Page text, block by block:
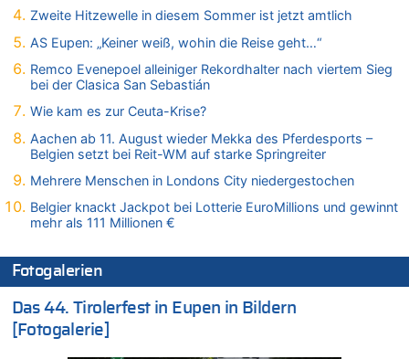
08.08.2026 - 09:27 von Ermitler zu
Eschweiler: 16-Jähriger soll seine Oma ermordet haben
08.08.2026 - 09:24 von Ermitler zu
Mehrere Menschen in Londons City niedergestochen
08.08.2026 - 09:20 von Ermitler zu
08.08.2026 - 09:02 von Detlef zu
Tempolimit in 30er-Zonen – Untersuchung von Vias
08.08.2026 - 08:50 von Mungo zu
Zweite Hitzewelle in diesem Sommer ist jetzt amtlich
08.08.2026 - 08:45 von besserwisser zu
Belgier knackt Jackpot bei Lotterie EuroMillions und gewinnt
08.08.2026 - 08:00 von Strolch zu
AS Eupen: „Keiner weiß, wohin die Reise geht…“
Zweite Hitzewelle in diesem Sommer ist jetzt amtlich
AS Eupen: „Keiner weiß, wohin die Reise geht…“
Remco Evenepoel alleiniger Rekordhalter nach viertem Sieg
bei der Clasica San Sebastián
Wie kam es zur Ceuta-Krise?
Aachen ab 11. August wieder Mekka des Pferdesports –
Belgien setzt bei Reit-WM auf starke Springreiter
Mehrere Menschen in Londons City niedergestochen
Belgier knackt Jackpot bei Lotterie EuroMillions und gewinnt
mehr als 111 Millionen €
Fotogalerien
Das 44. Tirolerfest in Eupen in Bildern
[Fotogalerie]